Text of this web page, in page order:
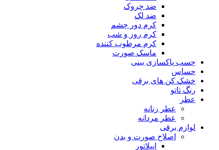
ضد چروک
ضد لک
کرم دور چشم
کرم روز و شب
کرم مرطوب کننده
ماسک صورت
چسب پاکسازی بینی
حساس
خشک کن های برقی
رنگ تاتو
عطر
عطر زنانه
عطر مردانه
لوازم برقی
اصلاح صورت و بدن
اپیلاتور